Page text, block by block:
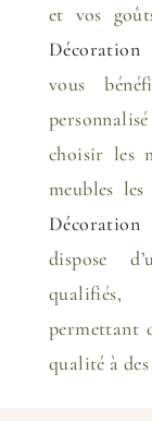
et vos
Décoration
vous
choisir les
meubles
dispose
qualifiés,
permettant
qualité à